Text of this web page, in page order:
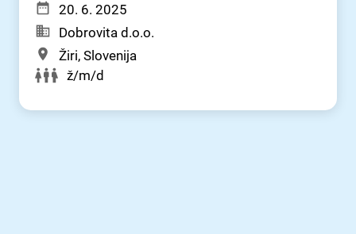
20. 6. 2025
Dobrovita d.o.o.
Žiri, Slovenija
ž/m/d